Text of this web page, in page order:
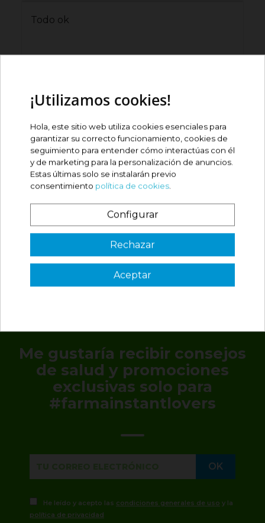
Todo ok
José maria I
(04/08/2026)
Me gustaría recibir consejos
de salud y promociones
exclusivas solo para
#farmainstantlovers
He leído y acepto las condiciones generales de uso y la
política de privacidad
¿Es tu primera vez? ¡SORPRESA!
3 €
¡Utilizamos cookies!
Hola, este sitio web utiliza cookies esenciales para
garantizar su correcto funcionamiento, cookies de
seguimiento para entender cómo interactúas con él
y de marketing para la personalización de anuncios.
Estas últimas solo se instalarán previo
consentimiento política de cookies
Configurar
Rechazar
Aceptar